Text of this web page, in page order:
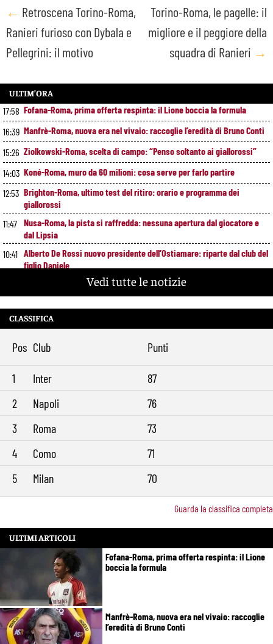
Post
navigation
← Retroscena Torino-Roma,
Ranieri furioso con Dybala e
Pellegrini: il motivo
Torino-Roma, le pagelle: il
migliore e il peggiore della
squadra di Ranieri →
ULTIM’ORA
17:58 Fofana-Roma, prima offerta respinta: il Lione boccia la formula
16:39 Manfrè-Roma, nuova era nel vivaio: raccoglie l’eredità di Bruno Conti
15:26 Ziolkowski-Roma, scelta di campo: “Penso soltanto ai giallorossi”
14:03 Koné-Roma, muro da 60 milioni: cosa serve per farlo partire
12:53 Brighton-Roma, ultimo test del ritiro: orario e programma dei
giallorossi
11:47 Nusa-Roma, la pista si raffredda: nessuna apertura dal giocatore e
dal Lipsia
10:41 Alberto De Rossi nuovo presidente dell’Ostiamare: riparte dal club del
figlio Daniele
Pellegrini resta alla Roma: rinnovo di un anno e ingaggio dimezzato
Vedi tutte le notizie
CLASSIFICA
Pos Club Punti
1 Inter
87
2
Napoli
76
3
Roma
73
4
Como
71
5
Milan 70
Guarda la classifica completa
ULTIMI ARTICOLI
Fofana-Roma, prima offerta respinta: il Lione
boccia la formula
Manfrè-Roma, nuova era nel vivaio: raccoglie
l’eredità di Bruno Conti